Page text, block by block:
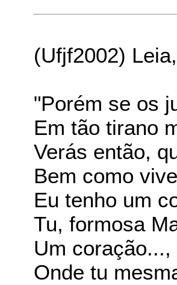
(Ufjf2002)
"Porém se os
Em tão tirano
Verás então,
Bem como
Eu tenho um
Tu, formosa
Um coração...,
Onde tu